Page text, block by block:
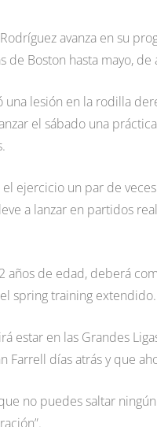
avanza en su
de Boston hasta mayo,
una lesión en la rodilla
el sábado una
ejercicio un par de
a lanzar en partidos
años de edad, deberá
spring training extendido.
estar en las Grandes
Farrell días atrás y que
no puedes saltar